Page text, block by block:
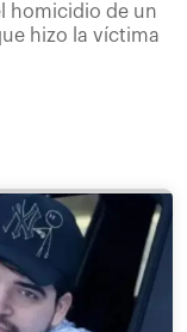
homicidio de un
hizo la víctima